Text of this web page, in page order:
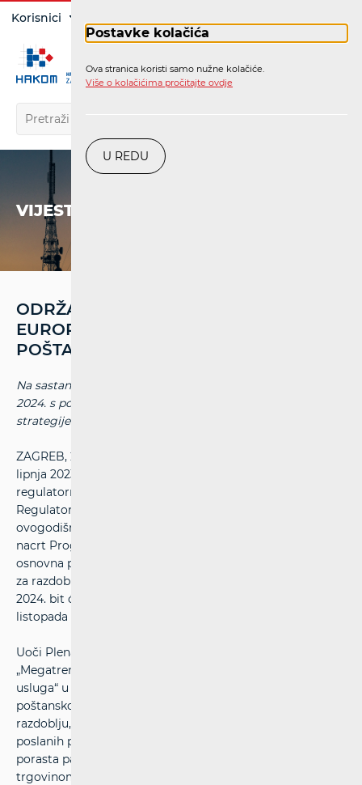
Postavke kolačića
Ova stranica koristi samo nužne kolačiće.
Više o kolačićima pročitajte ovdje
U REDU
Korisnici
VIJESTI
ODRŽAN 24. PLENARNI SASTANAK
EUROPSKE REGULATORNE GRUPE ZA
POŠTANSKE USLUGE
Na sastanku je usvojen nacrt Programa rada ERGP-a za
2024. s posebnim naglaskom na teme iz Srednjoročne
strategije (MTS) za razdoblje 2023. – 2025.
ZAGREB, 26. lipnja 2023. - U Larnaci (Cipar) u petak, 23.
lipnja 2023., održan je 24. Plenarni sastanak Europske
regulatorne grupe za poštanske usluge (The European
Regulators Group for Postal Services - ERGP). Na prvoj
ovogodišnjoj plenarnoj sjednici raspravljen je i usvojen
nacrt Programa rada ERGP-a za 2024., temeljen na tri
osnovna područja Srednjoročne strategije (MTS) ERGP-a
za razdoblje 2023. – 2025. Nacrt Programa rada ERGP-a za
2024. bit će upućen na javnu raspravu od 6. srpnja do 6.
listopada 2023.
Uoči Plenarnog sastanka održana je i radionica na temu
„Megatrendovi i budućnost regulacije tržišta poštanskih
usluga“ u kontekstu značajnih promjena unutar
poštanskog sektora na području EU u proteklom
razdoblju, koji se očituju u snažnom padu volumena
poslanih pismovnih pošiljaka i istovremeno snažnog
porasta paketskog prometa, potaknutih rastućom e-
trgovinom i promjenama u navikama potrošača, ekološke